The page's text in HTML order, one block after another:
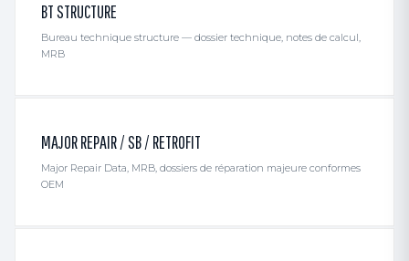
BT STRUCTURE
Bureau technique structure — dossier technique, notes de calcul,
MRB
MAJOR REPAIR / SB / RETROFIT
Major Repair Data, MRB, dossiers de réparation majeure conformes
OEM